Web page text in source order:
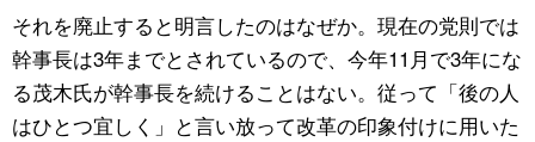
それを廃止すると明言したのはなぜか。現在の党則では
幹事長は3年までとされているので、今年11月で3年にな
る茂木氏が幹事長を続けることはない。従って「後の人
はひとつ宜しく」と言い放って改革の印象付けに用いた